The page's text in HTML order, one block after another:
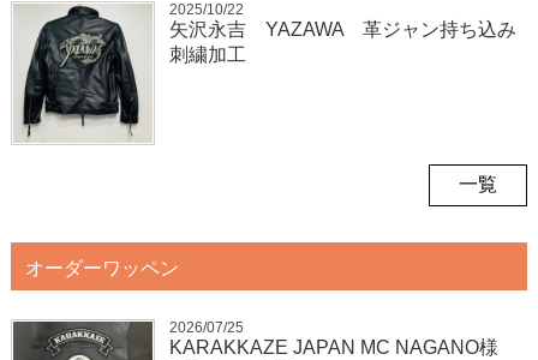
2025/10/22
矢沢永吉 YAZAWA 革ジャン持ち込み
刺繍加工
一覧
オーダーワッペン
2026/07/25
KARAKKAZE JAPAN MC NAGANO様